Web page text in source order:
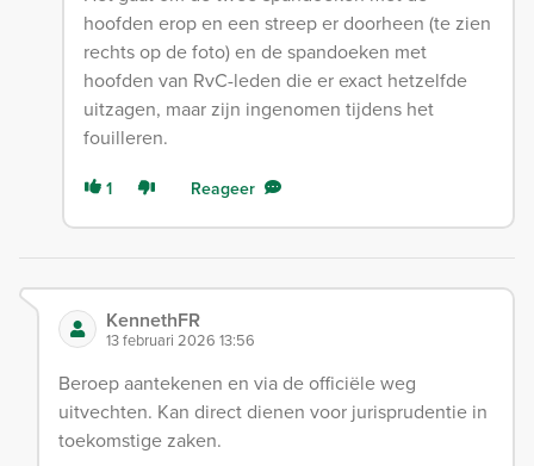
hoofden erop en een streep er doorheen (te zien
rechts op de foto) en de spandoeken met
hoofden van RvC-leden die er exact hetzelfde
uitzagen, maar zijn ingenomen tijdens het
fouilleren.
1 Reageer
KennethFR
13 februari 2026 13:56
Beroep aantekenen en via de officiële weg
uitvechten. Kan direct dienen voor jurisprudentie in
toekomstige zaken.